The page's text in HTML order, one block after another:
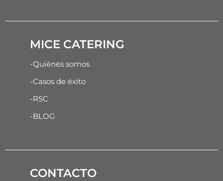
MICE CATERING
-Quiénes somos
-Casos de éxito
-RSC
-BLOG
CONTACTO